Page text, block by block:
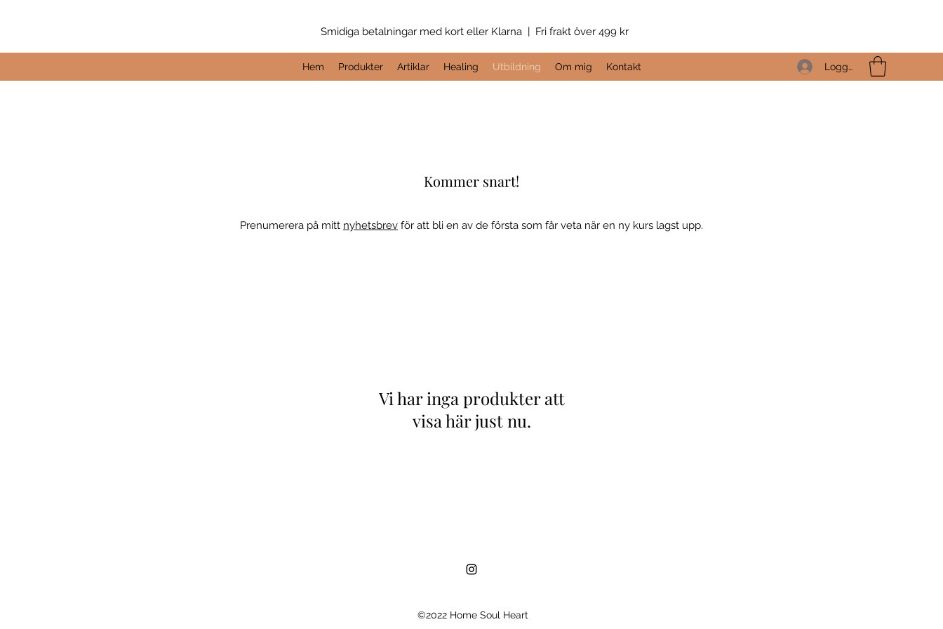
Smidiga betalningar med kort eller Klarna | Fri frakt över 499 kr
Hem Produkter Artiklar Healing Utbildning Om mig Kontakt Logga in
Kommer snart!
Prenumerera på mitt nyhetsbrev för att bli en av de första som får veta när en ny kurs lagst upp.
Vi har inga produkter att
visa här just nu.
©2022 Home Soul Heart